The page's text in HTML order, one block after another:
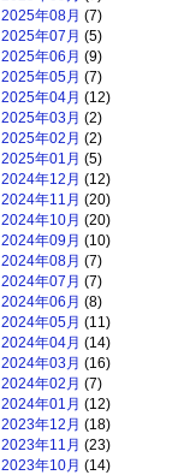
2025年08月 (7)
2025年07月 (5)
2025年06月 (9)
2025年05月 (7)
2025年04月 (12)
2025年03月 (2)
2025年02月 (2)
2025年01月 (5)
2024年12月 (12)
2024年11月 (20)
2024年10月 (20)
2024年09月 (10)
2024年08月 (7)
2024年07月 (7)
2024年06月 (8)
2024年05月 (11)
2024年04月 (14)
2024年03月 (16)
2024年02月 (7)
2024年01月 (12)
2023年12月 (18)
2023年11月 (23)
2023年10月 (14)